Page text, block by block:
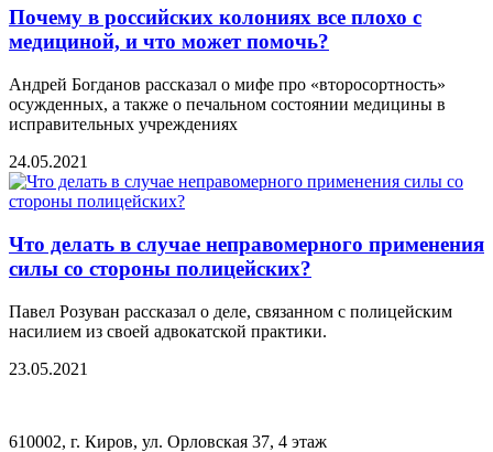
Почему в российских колониях все плохо с
медициной, и что может помочь?
Андрей Богданов рассказал о мифе про «второсортность»
осужденных, а также о печальном состоянии медицины в
исправительных учреждениях
24.05.2021
Что делать в случае неправомерного применения
силы со стороны полицейских?
Павел Розуван рассказал о деле, связанном с полицейским
насилием из своей адвокатской практики.
23.05.2021
610002, г. Киров, ул. Орловская 37, 4 этаж